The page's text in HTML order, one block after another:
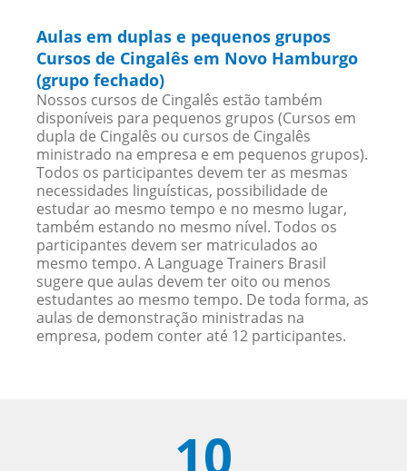
Aulas em duplas e pequenos grupos
Cursos de Cingalês em Novo Hamburgo
(grupo fechado)
Nossos cursos de Cingalês estão também
disponíveis para pequenos grupos (Cursos em
dupla de Cingalês ou cursos de Cingalês
ministrado na empresa e em pequenos grupos).
Todos os participantes devem ter as mesmas
necessidades linguísticas, possibilidade de
estudar ao mesmo tempo e no mesmo lugar,
também estando no mesmo nível. Todos os
participantes devem ser matriculados ao
mesmo tempo. A Language Trainers Brasil
sugere que aulas devem ter oito ou menos
estudantes ao mesmo tempo. De toda forma, as
aulas de demonstração ministradas na
empresa, podem conter até 12 participantes.
10